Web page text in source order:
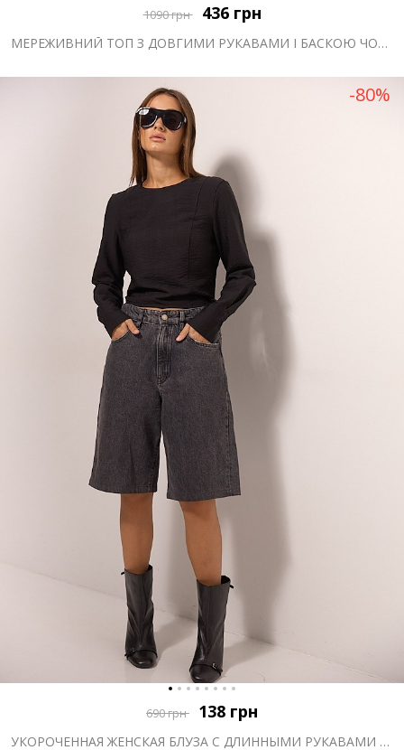
1090грн 436 грн
МЕРЕЖИВНИЙ ТОП З ДОВГИМИ РУКАВАМИ І БАСКОЮ ЧОРНИЙ
-80%
690грн 138 грн
УКОРОЧЕННАЯ ЖЕНСКАЯ БЛУЗА С ДЛИННЫМИ РУКАВАМИ ЧЕРНАЯ